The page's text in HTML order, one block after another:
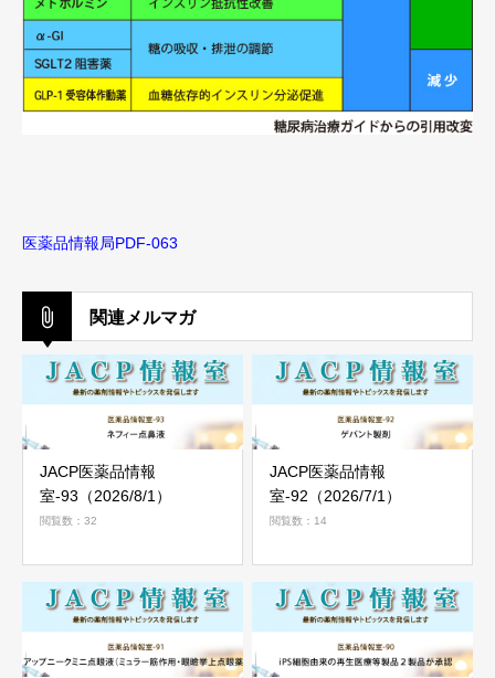
医薬品情報局PDF-063
関連メルマガ
JACP医薬品情報
室-93（2026/8/1）
閲覧数：32
JACP医薬品情報
室-92（2026/7/1）
閲覧数：14